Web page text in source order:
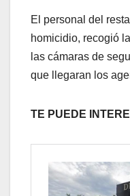
El personal del
homicidio, recogió
las cámaras de
que llegaran los
TE PUEDE